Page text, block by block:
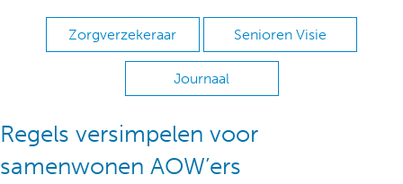
Zorgverzekeraar Senioren Visie
Journaal
Regels versimpelen voor
samenwonen AOW’ers